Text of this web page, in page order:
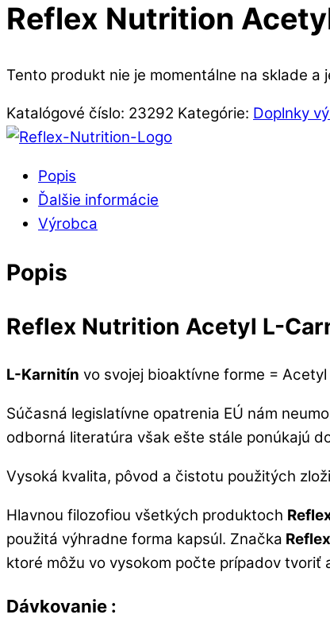
Reflex Nutrition
Tento produkt nie je momentálne na sklade a
Katalógové číslo: 23292 Kategórie: Doplnky
Popis
Ďalšie informácie
Výrobca
Popis
Reflex Nutrition Acetyl L-
L-Karnitín vo svojej bioaktívne forme =
Súčasná legislatívne opatrenia EÚ nám
odborná literatúra však ešte stále ponúkajú
Vysoká kvalita, pôvod a čistotu použitých
Hlavnou filozofiou všetkých produktoch
použitá výhradne forma kapsúl. Značka
ktoré môžu vo vysokom počte prípadov tvoriť
Dávkovanie :